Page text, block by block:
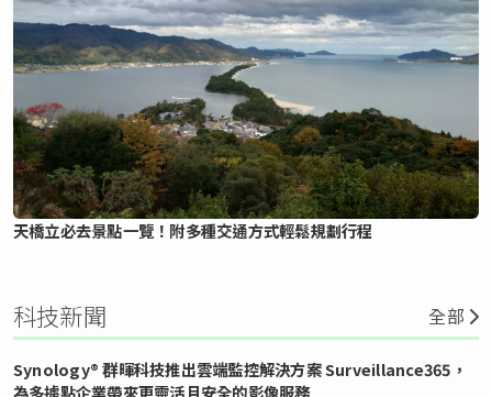
天橋立必去景點一覽！附多種交通方式輕鬆規劃行程
科技新聞 全部
Synology® 群暉科技推出雲端監控解決方案 Surveillance365，
為多據點企業帶來更靈活且安全的影像服務